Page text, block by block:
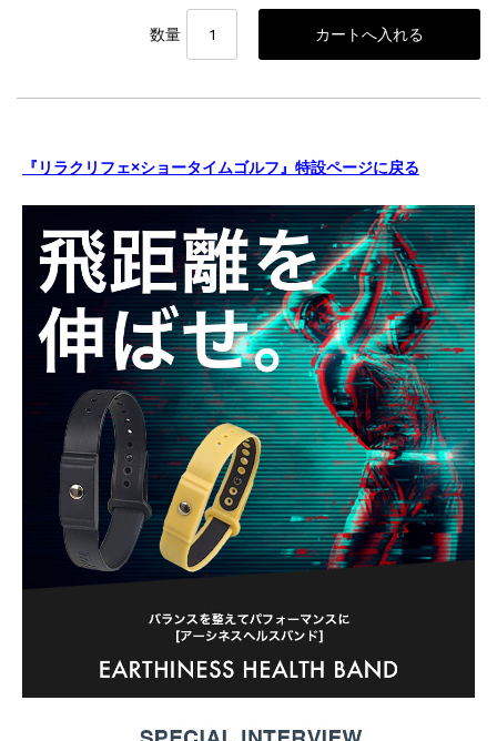
数量
『リラクリフェ×ショータイムゴルフ』特設ページに戻る